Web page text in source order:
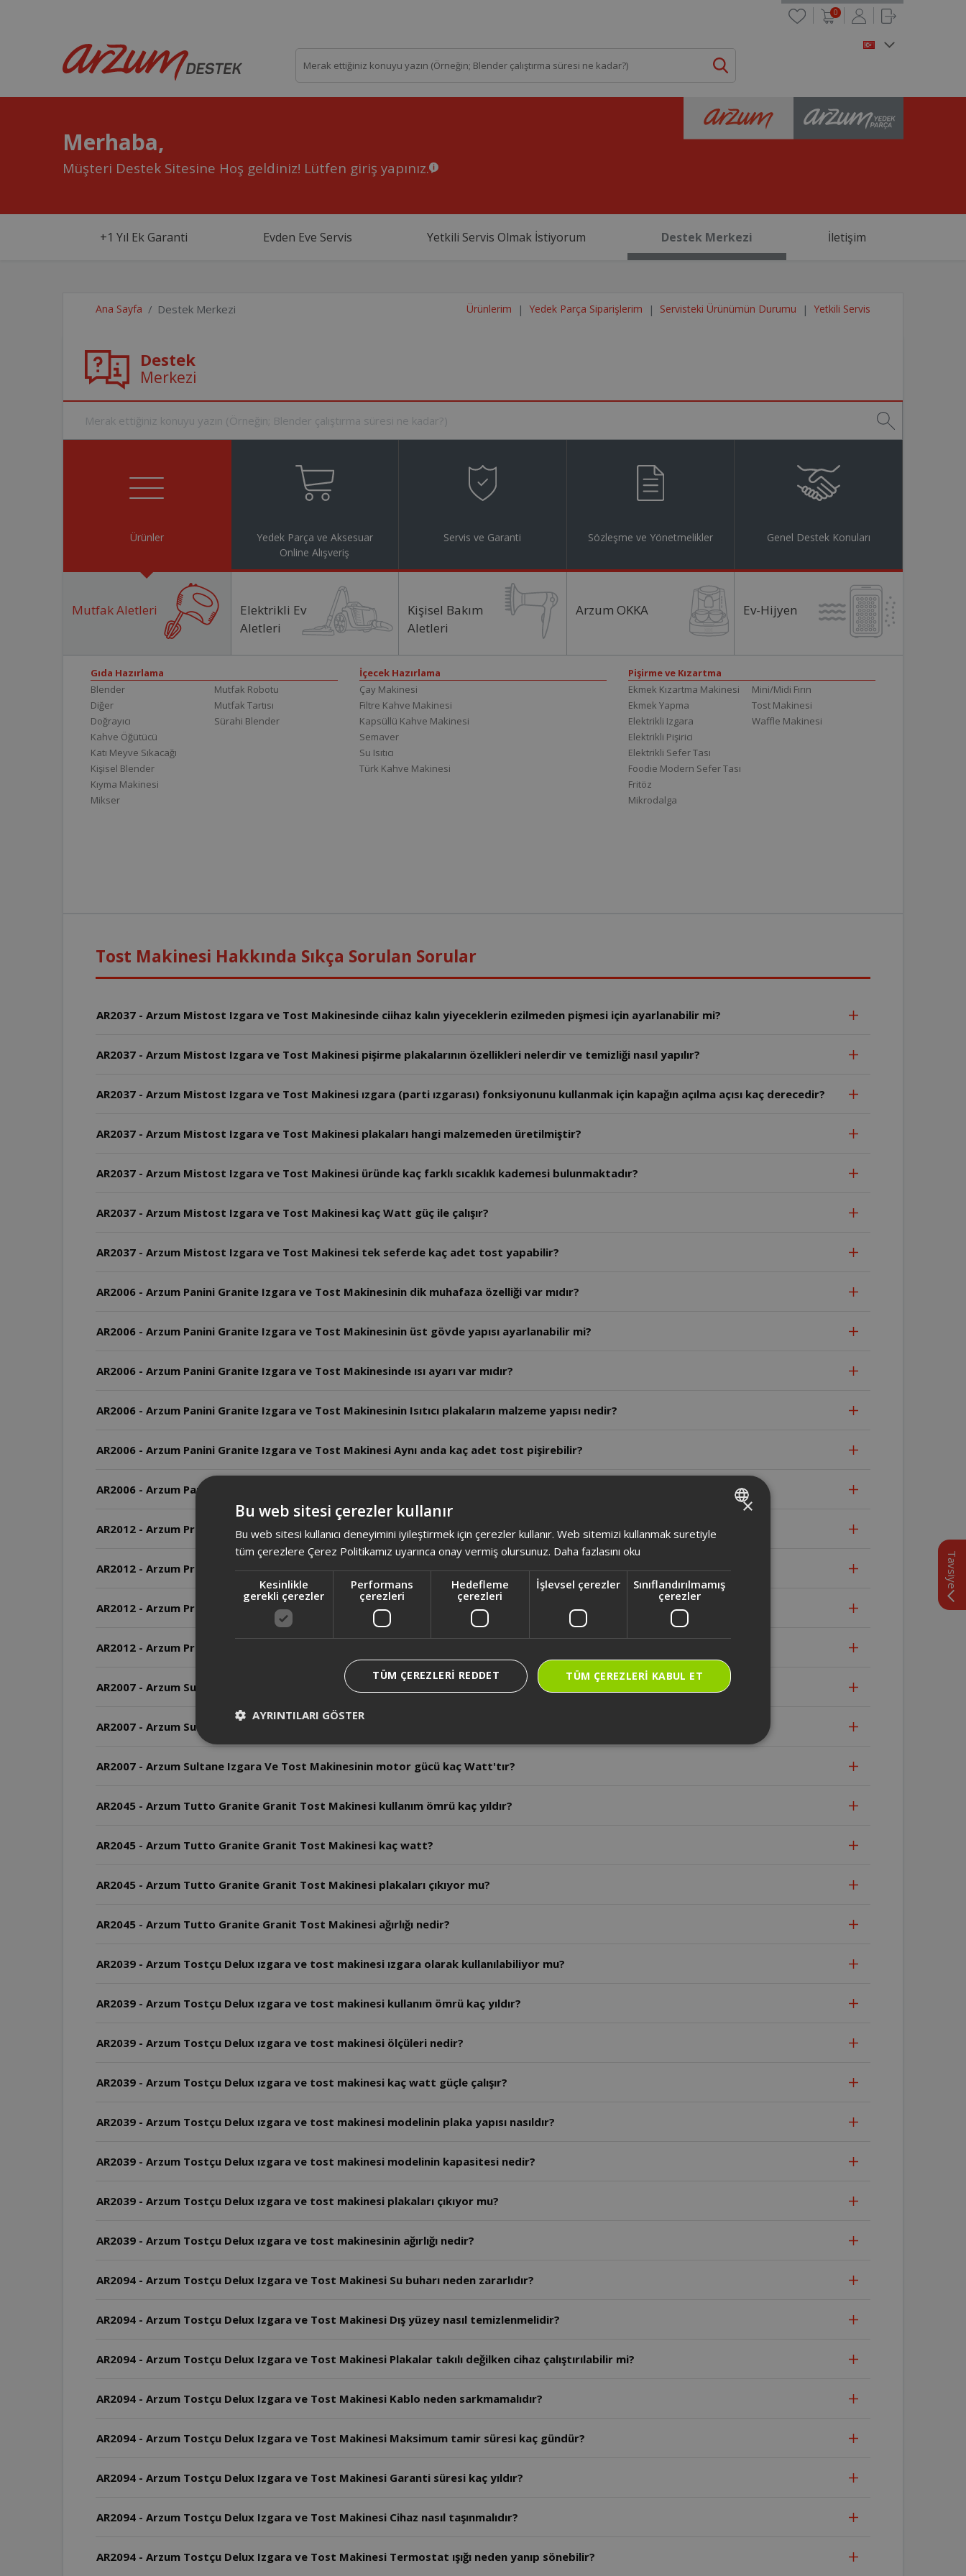
0
Merhaba,
Müşteri Destek Sitesine Hoş geldiniz! Lütfen giriş yapınız.
+1 Yıl Ek Garanti Evden Eve Servis Yetkili Servis Olmak İstiyorum Destek Merkezi İletişim
Ana Sayfa Destek Merkezi Ürünlerim Yedek Parça Siparişlerim Servisteki Ürünümün Durumu Yetkili Servis
Destek
Merkezi
Ürünler
Yedek Parça ve Aksesuar
Online Alışveriş
Servis ve Garanti Sözleşme ve Yönetmelikler Genel Destek Konuları
Mutfak Aletleri
Elektrikli Ev
Aletleri
Kişisel Bakım
Aletleri
Arzum OKKA Ev-Hijyen
Gıda Hazırlama
Blender
Diğer
Doğrayıcı
Kahve Öğütücü
Katı Meyve Sıkacağı
Kişisel Blender
Kıyma Makinesi
Mikser
Mutfak Robotu
Mutfak Tartısı
Sürahi Blender
İçecek Hazırlama
Çay Makinesi
Filtre Kahve Makinesi
Kapsüllü Kahve Makinesi
Semaver
Su Isıtıcı
Türk Kahve Makinesi
Pişirme ve Kızartma
Ekmek Kızartma Makinesi
Ekmek Yapma
Elektrikli Izgara
Elektrikli Pişirici
Elektrikli Sefer Tası
Foodie Modern Sefer Tası
Fritöz
Mikrodalga
Mini/Midi Fırın
Tost Makinesi
Waffle Makinesi
Tost Makinesi Hakkında Sıkça Sorulan Sorular
AR2037 - Arzum Mistost Izgara ve Tost Makinesinde ciihaz kalın yiyeceklerin ezilmeden pişmesi için ayarlanabilir mi?
AR2037 - Arzum Mistost Izgara ve Tost Makinesi pişirme plakalarının özellikleri nelerdir ve temizliği nasıl yapılır?
AR2037 - Arzum Mistost Izgara ve Tost Makinesi ızgara (parti ızgarası) fonksiyonunu kullanmak için kapağın açılma açısı kaç derecedir?
AR2037 - Arzum Mistost Izgara ve Tost Makinesi plakaları hangi malzemeden üretilmiştir?
AR2037 - Arzum Mistost Izgara ve Tost Makinesi üründe kaç farklı sıcaklık kademesi bulunmaktadır?
AR2037 - Arzum Mistost Izgara ve Tost Makinesi kaç Watt güç ile çalışır?
AR2037 - Arzum Mistost Izgara ve Tost Makinesi tek seferde kaç adet tost yapabilir?
AR2006 - Arzum Panini Granite Izgara ve Tost Makinesinin dik muhafaza özelliği var mıdır?
AR2006 - Arzum Panini Granite Izgara ve Tost Makinesinin üst gövde yapısı ayarlanabilir mi?
AR2006 - Arzum Panini Granite Izgara ve Tost Makinesinde ısı ayarı var mıdır?
AR2006 - Arzum Panini Granite Izgara ve Tost Makinesinin Isıtıcı plakaların malzeme yapısı nedir?
AR2006 - Arzum Panini Granite Izgara ve Tost Makinesi Aynı anda kaç adet tost pişirebilir?
AR2006 - Arzum Panini Granite Izgara ve Tost Makinesinin motor gücü kaç Watt'tır?
AR2012 - Arzum Prego Granite Izgara ve Tost Makinasının Plakaları çift taraflı olarak kullanılabilir mi?
AR2012 - Arzum Prego Granite Izgara ve Tost Makinasının Isıtıcı plakaların malzeme yapısı nedir?
AR2012 - Arzum Prego Granite Izgara ve Tost Makinası tek seferde kaç adet tost ekmeği pişirebilir?
AR2012 - Arzum Prego Granite Izgara ve Tost Makinası motor gücü ne kadardır?
AR2007 - Arzum Sultane Izgara Ve Tost Makinesi kaç farklı ısı ayarı vardır?
AR2007 - Arzum Sultane Izgara Ve Tost Makinesi Aynı anda kaç adet tost pişirebilir?
AR2007 - Arzum Sultane Izgara Ve Tost Makinesinin motor gücü kaç Watt'tır?
AR2045 - Arzum Tutto Granite Granit Tost Makinesi kullanım ömrü kaç yıldır?
AR2045 - Arzum Tutto Granite Granit Tost Makinesi kaç watt?
AR2045 - Arzum Tutto Granite Granit Tost Makinesi plakaları çıkıyor mu?
AR2045 - Arzum Tutto Granite Granit Tost Makinesi ağırlığı nedir?
AR2039 - Arzum Tostçu Delux ızgara ve tost makinesi ızgara olarak kullanılabiliyor mu?
AR2039 - Arzum Tostçu Delux ızgara ve tost makinesi kullanım ömrü kaç yıldır?
AR2039 - Arzum Tostçu Delux ızgara ve tost makinesi ölçüleri nedir?
AR2039 - Arzum Tostçu Delux ızgara ve tost makinesi kaç watt güçle çalışır?
AR2039 - Arzum Tostçu Delux ızgara ve tost makinesi modelinin plaka yapısı nasıldır?
AR2039 - Arzum Tostçu Delux ızgara ve tost makinesi modelinin kapasitesi nedir?
AR2039 - Arzum Tostçu Delux ızgara ve tost makinesi plakaları çıkıyor mu?
AR2039 - Arzum Tostçu Delux ızgara ve tost makinesinin ağırlığı nedir?
AR2094 - Arzum Tostçu Delux Izgara ve Tost Makinesi Su buharı neden zararlıdır?
AR2094 - Arzum Tostçu Delux Izgara ve Tost Makinesi Dış yüzey nasıl temizlenmelidir?
AR2094 - Arzum Tostçu Delux Izgara ve Tost Makinesi Plakalar takılı değilken cihaz çalıştırılabilir mi?
AR2094 - Arzum Tostçu Delux Izgara ve Tost Makinesi Kablo neden sarkmamalıdır?
AR2094 - Arzum Tostçu Delux Izgara ve Tost Makinesi Maksimum tamir süresi kaç gündür?
AR2094 - Arzum Tostçu Delux Izgara ve Tost Makinesi Garanti süresi kaç yıldır?
AR2094 - Arzum Tostçu Delux Izgara ve Tost Makinesi Cihaz nasıl taşınmalıdır?
AR2094 - Arzum Tostçu Delux Izgara ve Tost Makinesi Termostat ışığı neden yanıp sönebilir?
Tavsiye
TURKISH
×
Bu web sitesi çerezler kullanır
Bu web sitesi kullanıcı deneyimini iyileştirmek için çerezler kullanır. Web sitemizi kullanmak suretiyle
tüm çerezlere Çerez Politikamız uyarınca onay vermiş olursunuz. Daha fazlasını oku
Kesinlikle
gerekli çerezler
Performans
çerezleri
Hedefleme
çerezleri
İşlevsel çerezler
Sınıflandırılmamış
çerezler
TÜM ÇEREZLERI KABUL ET
TÜM ÇEREZLERI REDDET
AYRINTILARI GÖSTER